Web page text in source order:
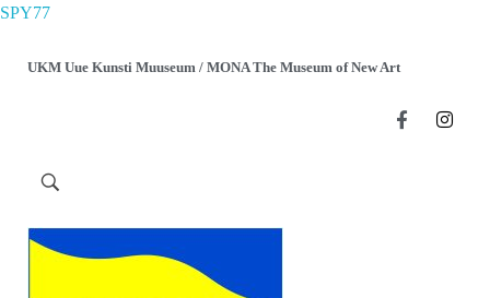
SPY77
UKM Uue Kunsti Muuseum / MONA The Museum of New Art